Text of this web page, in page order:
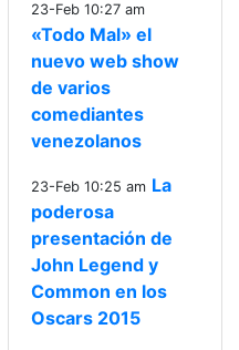
23-Feb 10:27 am
«Todo Mal» el
nuevo web show
de varios
comediantes
venezolanos
23-Feb 10:25 am La
poderosa
presentación de
John Legend y
Common en los
Oscars 2015